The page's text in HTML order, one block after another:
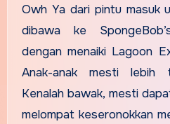
Owh Ya dari pintu masuk
dibawa ke
dengan menaiki Lagoon
Anak-anak mesti lebih
Kenalah bawak, mesti
melompat keseronokkan